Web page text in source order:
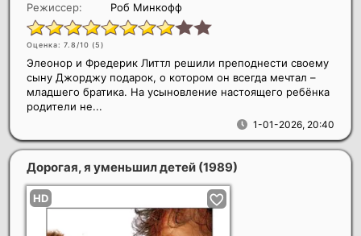
Режиссер:
Роб Минкофф
Оценка: 7.8/10 (5)
1-01-2026, 20:40
Элеонор и Фредерик Литтл решили преподнести своему
сыну Джорджу подарок, о котором он всегда мечтал –
младшего братика. На усыновление настоящего ребёнка
родители не...
Дорогая, я уменьшил детей (1989)